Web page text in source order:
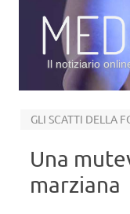
Il notiziario
Una
marziana